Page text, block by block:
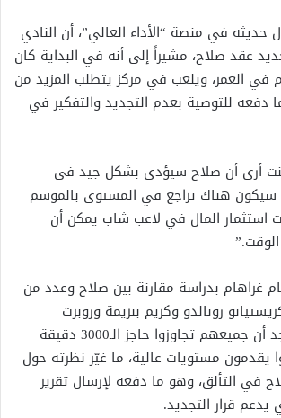
حديثه في منصة “الأداء العالي”، أن النادي
عقد صلاح، مشيراً إلى أنه في البداية كان
في العمر، ويلعب في مركز يتطلب المزيد من
دفعه للتوصية بعدم التجديد والتفكير في
أرى أن صلاح سيؤدي بشكل جيد في
سيكون هناك تراجع في المستوى بالموسم
استثمار المال في لاعب شاب يمكن أن
غراهام بدراسة مقارنة بين صلاح وعدد من
رونالدو وكريم بنزيمة وروبرت
ليفاندوفسكي، ليجد أن جميعهم تجاوزوا حاجز الـ3000 دقيقة
يقدمون مستويات عالية، ما غيّر نظرته حول
في التألق، وهو ما دفعه لإرسال تقرير
يدعم قرار التجديد.